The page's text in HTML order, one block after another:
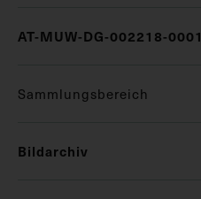
AT-MUW-DG-002218-0001
Sammlungsbereich
Bildarchiv